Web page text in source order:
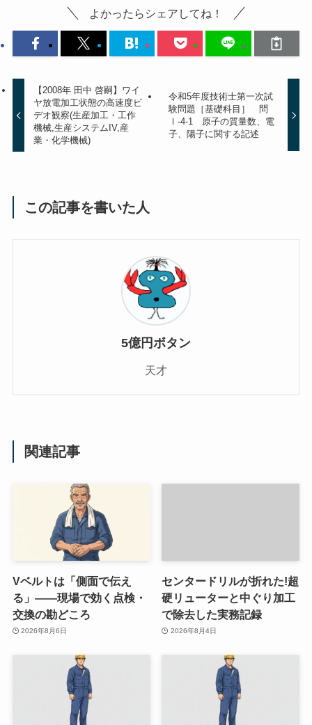
よかったらシェアしてね！
【2008年 田中 啓嗣】ワイ
ヤ放電加工状態の高速度ビ
デオ観察(生産加工・工作
機械,生産システムIV,産
業・化学機械)
令和5年度技術士第一次試
験問題［基礎科目］ 問
Ⅰ-4-1 原子の質量数、電
子、陽子に関する記述
この記事を書いた人
5億円ボタン
天才
関連記事
Vベルトは「側面で伝え
る」——現場で効く点検・
交換の勘どころ
2026年8月6日
センタードリルが折れた!超
硬リューターと中ぐり加工
で除去した実務記録
2026年8月4日